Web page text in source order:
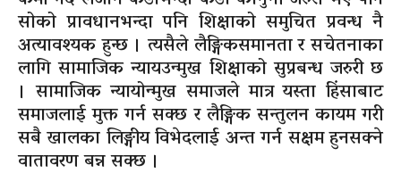
सोको प्रावधानभन्दा पनि शिक्षाको समुचित प्रवन्ध नै
अत्यावश्यक हुन्छ । त्यसैले लैङ्गिकसमानता र सचेतनाका
लागि सामाजिक न्यायउन्मुख शिक्षाको सुप्रबन्ध जरुरी छ
। सामाजिक न्यायोन्मुख समाजले मात्र यस्ता हिंसाबाट
समाजलाई मुक्त गर्न सक्छ र लैङ्गिक सन्तुलन कायम गरी
सबै खालका लिङ्गीय विभेदलाई अन्त गर्न सक्षम हुनसक्ने
वातावरण बन्न सक्छ ।